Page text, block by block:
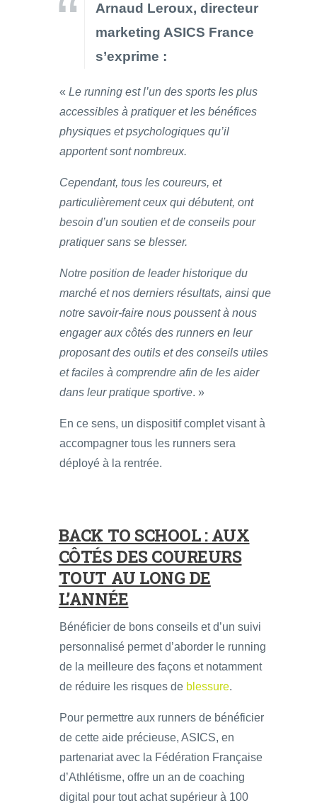
Arnaud Leroux, directeur
marketing ASICS France
s’exprime :
« Le running est l’un des sports les plus
accessibles à pratiquer et les bénéfices
physiques et psychologiques qu’il
apportent sont nombreux.
Cependant, tous les coureurs, et
particulièrement ceux qui débutent, ont
besoin d’un soutien et de conseils pour
pratiquer sans se blesser.
Notre position de leader historique du
marché et nos derniers résultats, ainsi que
notre savoir-faire nous poussent à nous
engager aux côtés des runners en leur
proposant des outils et des conseils utiles
et faciles à comprendre afin de les aider
dans leur pratique sportive. »
En ce sens, un dispositif complet visant à
accompagner tous les runners sera
déployé à la rentrée.
BACK TO SCHOOL : AUX
CÔTÉS DES COUREURS
TOUT AU LONG DE
L’ANNÉE
Bénéficier de bons conseils et d’un suivi
personnalisé permet d’aborder le running
de la meilleure des façons et notamment
de réduire les risques de blessure.
Pour permettre aux runners de bénéficier
de cette aide précieuse, ASICS, en
partenariat avec la Fédération Française
d’Athlétisme, offre un an de coaching
digital pour tout achat supérieur à 100